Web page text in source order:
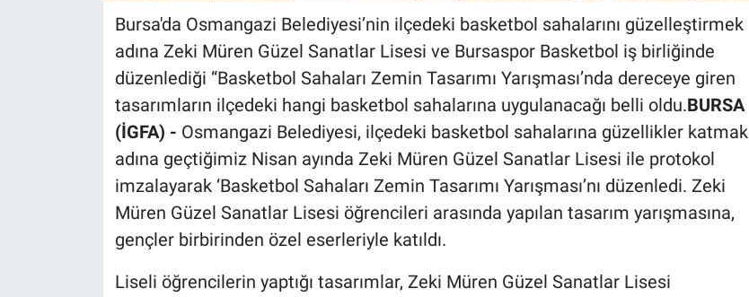
Bursa'da Osmangazi Belediyesi’nin ilçedeki basketbol sahalarını güzelleştirmek
adına Zeki Müren Güzel Sanatlar Lisesi ve Bursaspor Basketbol iş birliğinde
düzenlediği “Basketbol Sahaları Zemin Tasarımı Yarışması’nda dereceye giren
tasarımların ilçedeki hangi basketbol sahalarına uygulanacağı belli oldu.BURSA
(İGFA) - Osmangazi Belediyesi, ilçedeki basketbol sahalarına güzellikler katmak
adına geçtiğimiz Nisan ayında Zeki Müren Güzel Sanatlar Lisesi ile protokol
imzalayarak ‘Basketbol Sahaları Zemin Tasarımı Yarışması’nı düzenledi. Zeki
Müren Güzel Sanatlar Lisesi öğrencileri arasında yapılan tasarım yarışmasına,
gençler birbirinden özel eserleriyle katıldı.
Liseli öğrencilerin yaptığı tasarımlar, Zeki Müren Güzel Sanatlar Lisesi